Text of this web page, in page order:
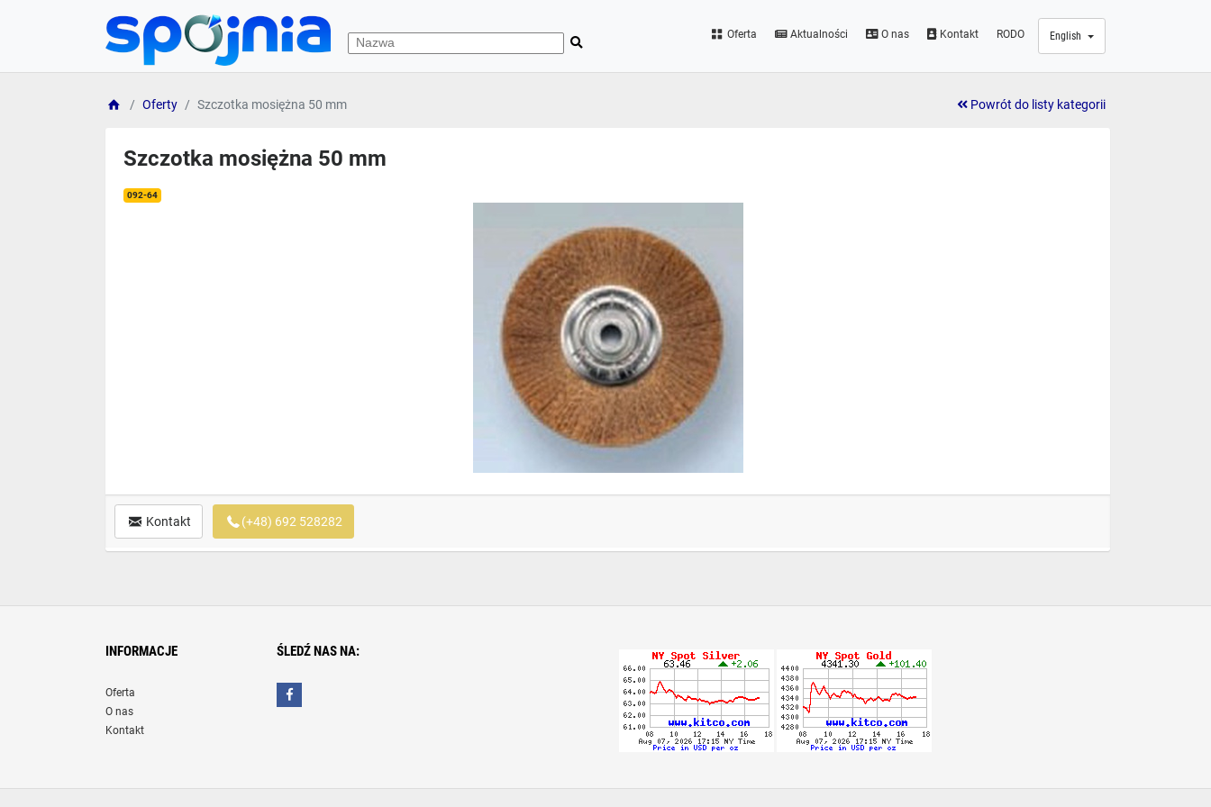
Oferta Aktualności O nas Kontakt RODO English
Oferty Szczotka mosiężna 50 mm Powrót do listy kategorii
Szczotka mosiężna 50 mm
092-64
Kontakt (+48) 692 528282
INFORMACJE
Oferta
O nas
Kontakt
ŚLEDŹ NAS NA: